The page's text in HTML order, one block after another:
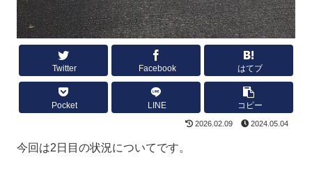
Twitter Facebook はてブ
Pocket LINE コピー
2026.02.09 2024.05.04
今回は2日目の状況についてです。